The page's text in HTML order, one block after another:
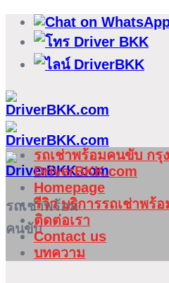
ข้าม
เนื้อหา
รถเช่าพร้อม
คนขับ
รถเช่าพร้อมคนขับ กรุ
DriverBKK.com
Homepage
รีวิว บริการรถเช่าพร้
ติดต่อเรา
Contact us
บทความ